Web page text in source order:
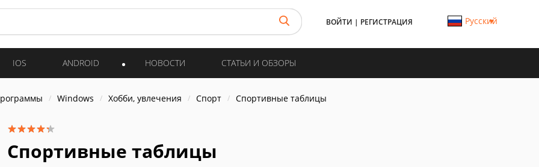
ВОЙТИ | РЕГИСТРАЦИЯ Русский
IOS ANDROID НОВОСТИ СТАТЬИ И ОБЗОРЫ
Windows Хобби, увлечения Спорт Спортивные таблицы
Спортивные таблицы